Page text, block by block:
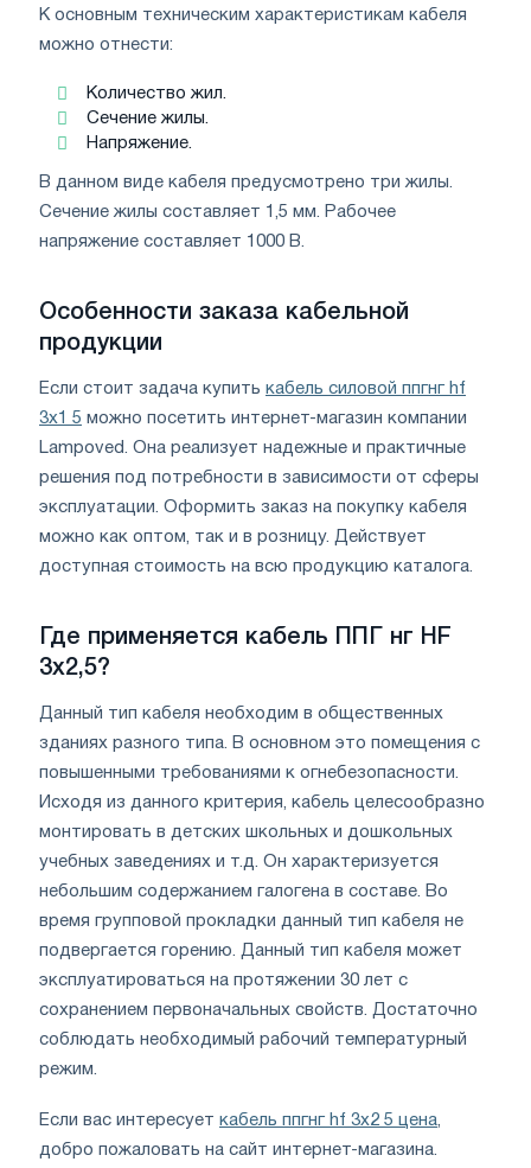
К основным техническим характеристикам кабеля
можно отнести:
Количество жил.
Сечение жилы.
Напряжение.
В данном виде кабеля предусмотрено три жилы.
Сечение жилы составляет 1,5 мм. Рабочее
напряжение составляет 1000 В.
Особенности заказа кабельной
продукции
Если стоит задача купить кабель силовой ппгнг hf
3х1 5 можно посетить интернет-магазин компании
Lampoved
. Она реализует надежные и практичные
решения под потребности в зависимости от сферы
эксплуатации. Оформить заказ на покупку кабеля
можно как оптом, так и в розницу. Действует
доступная стоимость на всю продукцию каталога.
Где применяется кабель ППГ нг HF
3х2,5?
Данный тип кабеля необходим в общественных
зданиях разного типа. В основном это помещения с
повышенными требованиями к огнебезопасности.
Исходя из данного критерия, кабель целесообразно
монтировать в детских школьных и дошкольных
учебных заведениях и т.д. Он характеризуется
небольшим содержанием галогена в составе. Во
время групповой прокладки данный тип кабеля не
подвергается горению. Данный тип кабеля может
эксплуатироваться на протяжении 30 лет с
сохранением первоначальных свойств. Достаточно
соблюдать необходимый рабочий температурный
режим.
Если вас интересует кабель ппгнг hf 3х2 5 цена
добро пожаловать на сайт интернет-магазина.